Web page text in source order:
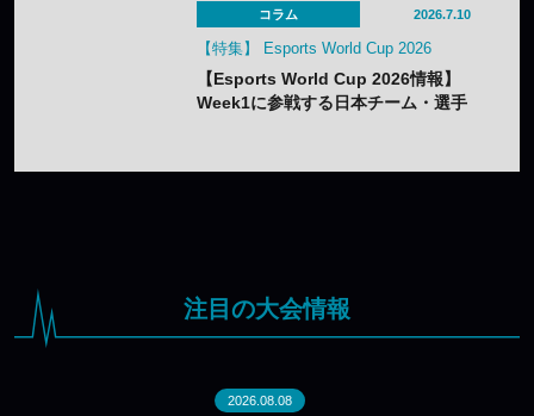
コラム 2026.7.10
【特集】 Esports World Cup 2026
【Esports World Cup 2026情報】
Week1に参戦する日本チーム・選手
注目の大会情報
2026.08.08